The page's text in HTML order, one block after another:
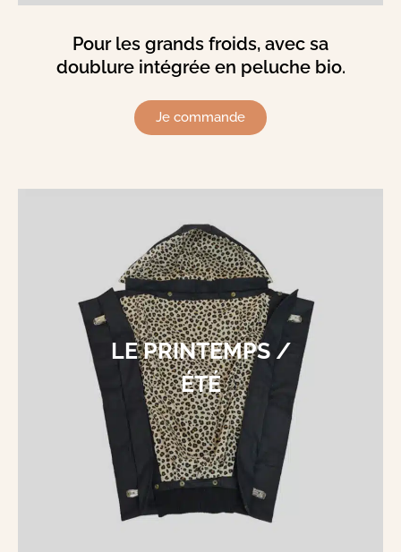
Pour les grands froids, avec sa
doublure intégrée en peluche bio.
Je commande
LE PRINTEMPS /
ÉTÉ